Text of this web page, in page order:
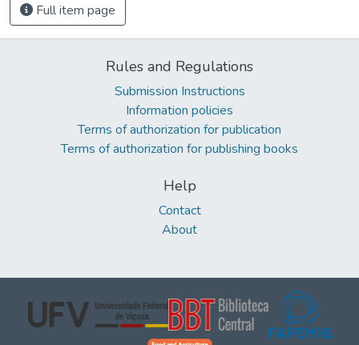
Full item page
Rules and Regulations
Submission Instructions
Information policies
Terms of authorization for publication
Terms of authorization for publishing books
Help
Contact
About